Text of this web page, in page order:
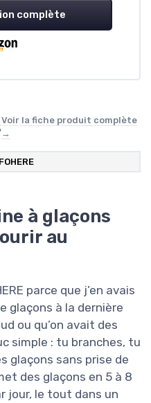
complète
Voir la fiche produit complète
→
FOHERE
à glaçons
au
parce que j’en avais
glaçons à la dernière
ou qu’on avait des
simple : tu branches, tu
glaçons sans prise de
des glaçons en 5 à 8
jour, le tout dans un